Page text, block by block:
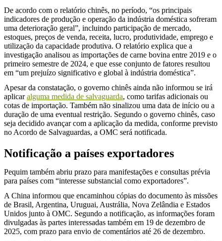
De acordo com o relatório chinês, no período, “os principais
indicadores de produção e operação da indústria doméstica sofreram
uma deterioração geral”, incluindo participação de mercado,
estoques, preços de venda, receita, lucro, produtividade, emprego e
utilização da capacidade produtiva. O relatório explica que a
investigação analisou as importações de carne bovina entre 2019 e o
primeiro semestre de 2024, e que esse conjunto de fatores resultou
em “um prejuízo significativo e global à indústria doméstica”.
Apesar da constatação, o governo chinês ainda não informou se irá
aplicaralguma medida de salvaguarda, como tarifas adicionais ou
cotas de importação. Também não sinalizou uma data de início ou a
duração de uma eventual restrição. Segundo o governo chinês, caso
seja decidido avançar com a aplicação da medida, conforme previsto
no Acordo de Salvaguardas, a OMC será notificada.
Notificação a países exportadores
Pequim também abriu prazo para manifestações e consultas prévia
para países com “interesse substancial como exportadores”.
A China informou que encaminhou cópias do documento às missões
de Brasil, Argentina, Uruguai, Austrália, Nova Zelândia e Estados
Unidos junto à OMC. Segundo a notificação, as informações foram
divulgadas às partes interessadas também em 19 de dezembro de
2025, com prazo para envio de comentários até 26 de dezembro.